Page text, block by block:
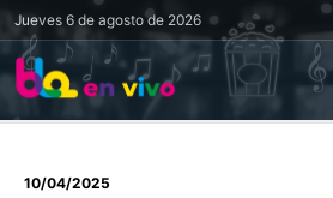
Jueves 6 de agosto de 2026
10/04/2025